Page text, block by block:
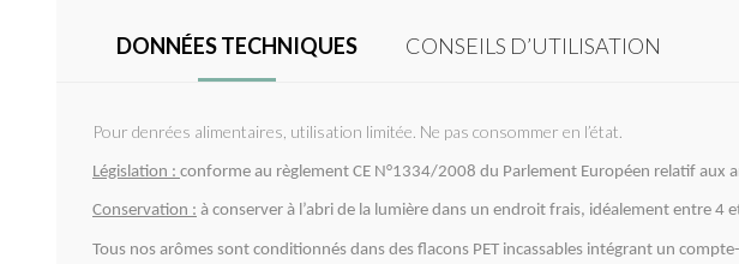
DONNÉES TECHNIQUES CONSEILS D’UTILISATION
Pour denrées alimentaires, utilisation limitée. Ne pas consommer en l’état.
Législation : conforme au règlement CE N°1334/2008 du Parlement Européen relatif aux
Conservation : à conserver à l’abri de la lumière dans un endroit frais, idéalement entre 4
Tous nos arômes sont conditionnés dans des flacons PET incassables intégrant un